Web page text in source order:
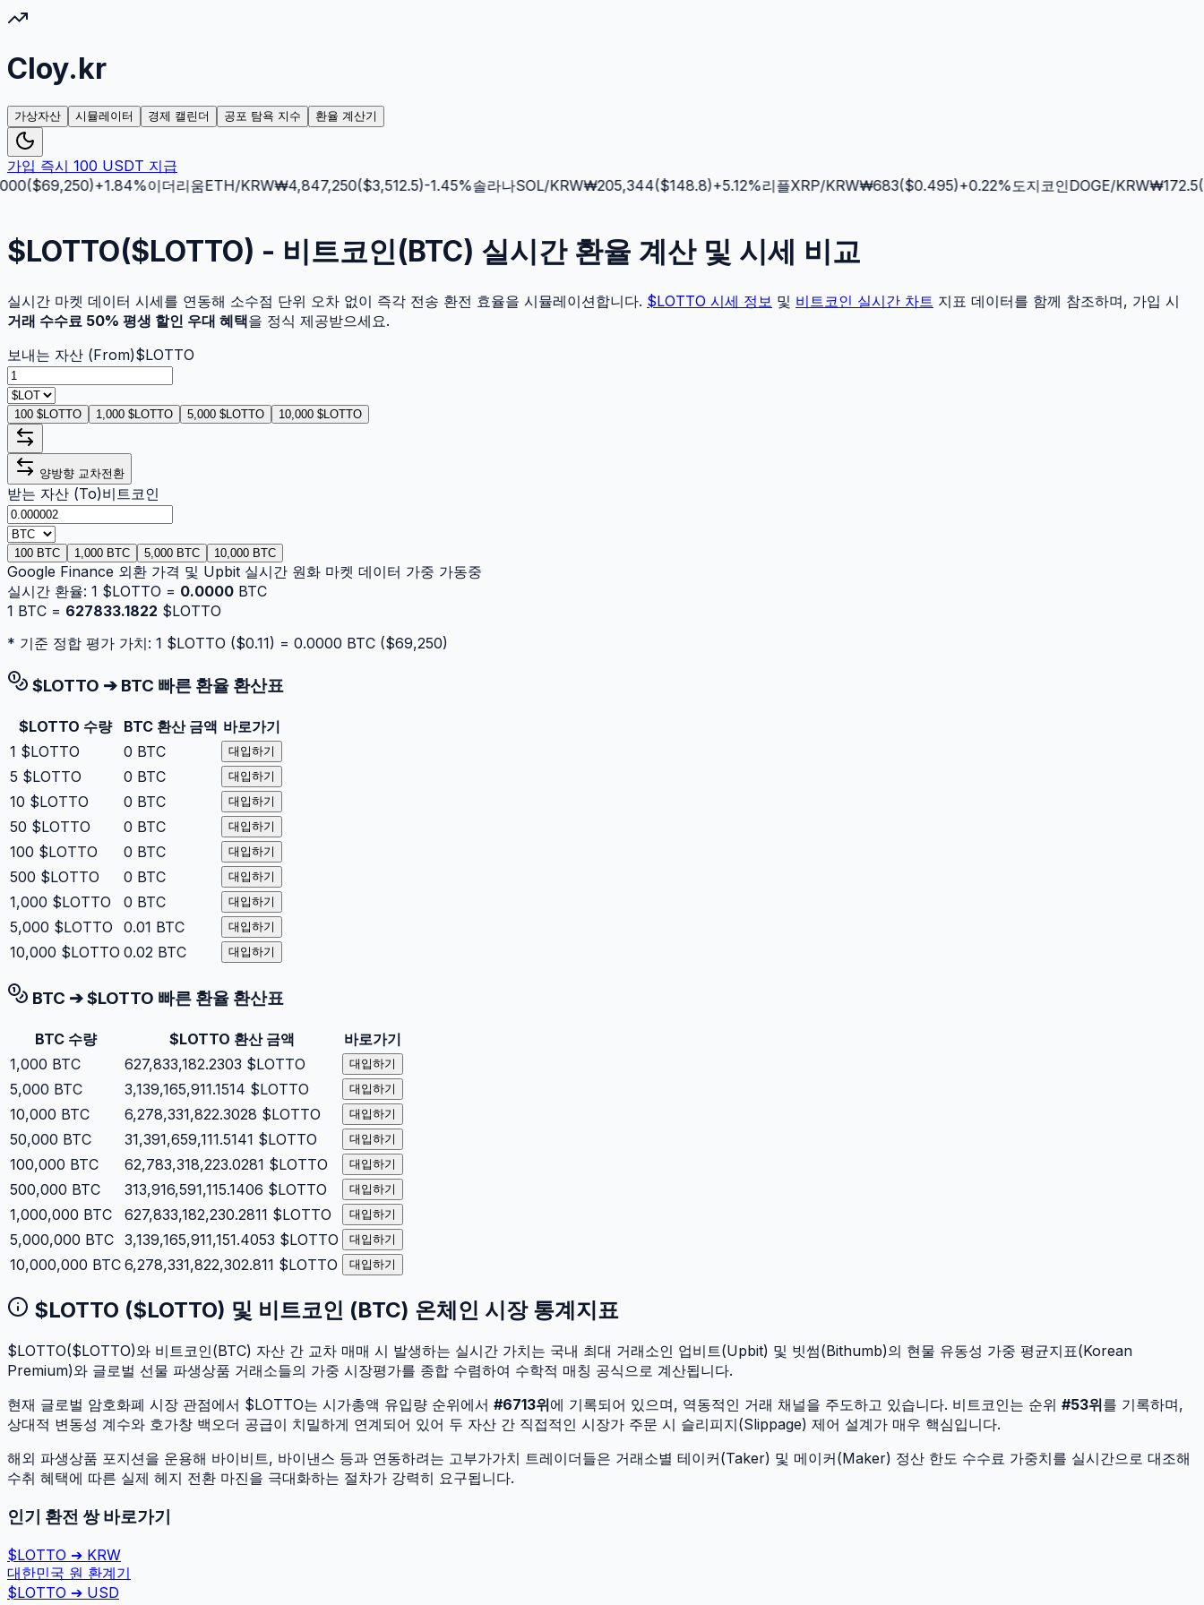
Cloy.kr
가상자산 시뮬레이터 경제 캘린더 공포 탐욕 지수 환율 계산기
가입 즉시 100 USDT 지급
($69,250)+1.84%이더리움ETH/KRW₩4,847,250($3,512.5)-1.45%솔라나SOL/KRW₩205,344($148.8)+5.12%리플XRP/KRW₩683($0.495)+0.22%도지코인DOGE/KRW₩172.5($
$LOTTO($LOTTO) - 비트코인(BTC) 실시간 환율 계산 및 시세 비교
실시간 마켓 데이터 시세를 연동해 소수점 단위 오차 없이 즉각 전송 환전 효율을 시뮬레이션합니다. $LOTTO 시세 정보 및 비트코인 실시간 차트 지표 데이터를 함께 참조하며, 가입 시
거래 수수료 50% 평생 할인 우대 혜택을 정식 제공받으세요.
보내는 자산 (From)$LOTTO
100 $LOTTO 1,000 $LOTTO 5,000 $LOTTO 10,000 $LOTTO
양방향 교차전환
받는 자산 (To)비트코인
100 BTC 1,000 BTC 5,000 BTC 10,000 BTC
Google Finance 외환 가격 및 Upbit 실시간 원화 마켓 데이터 가중 가동중
실시간 환율: 1 $LOTTO = 0.0000 BTC
1 BTC = 627833.1822 $LOTTO
* 기준 정합 평가 가치: 1 $LOTTO ($0.11) = 0.0000 BTC ($69,250)
$LOTTO ➔ BTC 빠른 환율 환산표
$LOTTO 수량 BTC 환산 금액 바로가기
1 $LOTTO 0 BTC 대입하기
5 $LOTTO 0 BTC 대입하기
10 $LOTTO 0 BTC 대입하기
50 $LOTTO 0 BTC 대입하기
100 $LOTTO 0 BTC 대입하기
500 $LOTTO 0 BTC 대입하기
1,000 $LOTTO 0 BTC 대입하기
5,000 $LOTTO 0.01 BTC 대입하기
10,000 $LOTTO 0.02 BTC 대입하기
BTC ➔$LOTTO 빠른 환율 환산표
BTC수량 $LOTTO 환산 금액
바로가기
1,000 BTC 627,833,182.2303 $LOTTO 대입하기
5,000 BTC 3,139,165,911.1514 $LOTTO 대입하기
10,000 BTC 6,278,331,822.3028 $LOTTO 대입하기
50,000 BTC 31,391,659,111.5141 $LOTTO 대입하기
100,000 BTC 62,783,318,223.0281 $LOTTO 대입하기
500,000 BTC 313,916,591,115.1406 $LOTTO 대입하기
1,000,000 BTC 627,833,182,230.2811 $LOTTO 대입하기
5,000,000 BTC 3,139,165,911,151.4053 $LOTTO 대입하기
10,000,000 BTC 6,278,331,822,302.811 $LOTTO 대입하기
$LOTTO ($LOTTO) 및 비트코인 (BTC) 온체인 시장 통계지표
$LOTTO($LOTTO)와 비트코인(BTC) 자산 간 교차 매매 시 발생하는 실시간 가치는 국내 최대 거래소인 업비트(Upbit) 및 빗썸(Bithumb)의 현물 유동성 가중 평균지표(Korean
Premium)와 글로벌 선물 파생상품 거래소들의 가중 시장평가를 종합 수렴하여 수학적 매칭 공식으로 계산됩니다.
현재 글로벌 암호화폐 시장 관점에서 $LOTTO는 시가총액 유입량 순위에서 #6713위에 기록되어 있으며, 역동적인 거래 채널을 주도하고 있습니다. 비트코인는 순위 #53위를 기록하며,
상대적 변동성 계수와 호가창 백오더 공급이 치밀하게 연계되어 있어 두 자산 간 직접적인 시장가 주문 시 슬리피지(Slippage) 제어 설계가 매우 핵심입니다.
해외 파생상품 포지션을 운용해 바이비트, 바이낸스 등과 연동하려는 고부가가치 트레이더들은 거래소별 테이커(Taker) 및 메이커(Maker) 정산 한도 수수료 가중치를 실시간으로 대조해
수취 혜택에 따른 실제 헤지 전환 마진을 극대화하는 절차가 강력히 요구됩니다.
인기 환전 쌍 바로가기
$LOTTO ➔ KRW
대한민국 원 환계기
$LOTTO ➔ USD